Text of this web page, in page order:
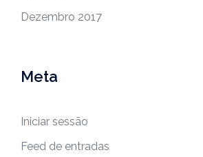
Dezembro 2017
Meta
Iniciar sessão
Feed de entradas